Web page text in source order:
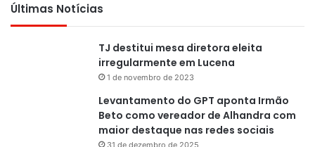
Últimas Notícias
TJ destitui mesa diretora eleita
irregularmente em Lucena
1 de novembro de 2023
Levantamento do GPT aponta Irmão
Beto como vereador de Alhandra com
maior destaque nas redes sociais
31 de dezembro de 2025